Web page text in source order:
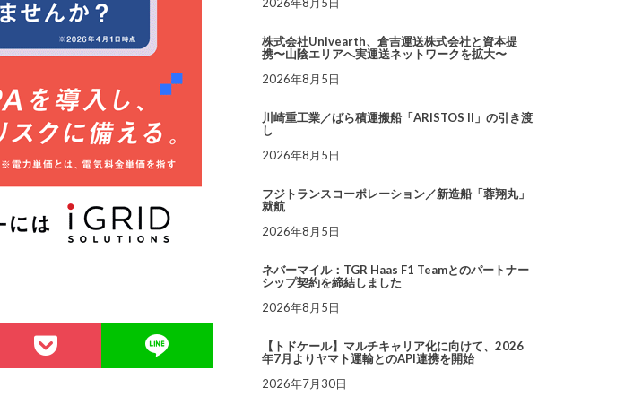
株式会社Univearth、倉吉運送株式会社と資本提
携〜山陰エリアへ実運送ネットワークを拡大〜
2026年8月5日
川崎重工業／ばら積運搬船「ARISTOS II」の引き渡
し
2026年8月5日
フジトランスコーポレーション／新造船「蓉翔丸」
就航
2026年8月5日
ネバーマイル：TGR Haas F1 Teamとのパートナー
シップ契約を締結しました
2026年8月5日
【トドケール】マルチキャリア化に向けて、2026
年7月よりヤマト運輸とのAPI連携を開始
2026年7月30日